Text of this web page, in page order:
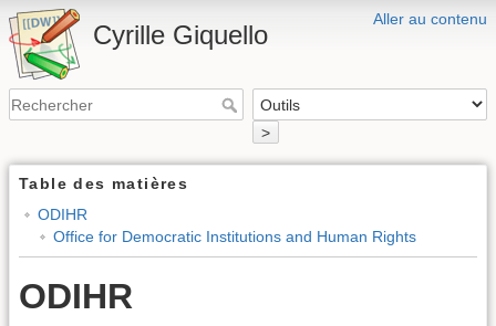
Aller au contenu
Cyrille Giquello
>
Table des matières
ODIHR
Office for Democratic Institutions and Human Rights
ODIHR